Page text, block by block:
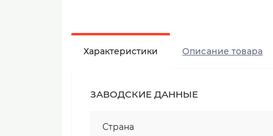
Характеристики Описание товара
ЗАВОДСКИЕ ДАННЫЕ
Страна